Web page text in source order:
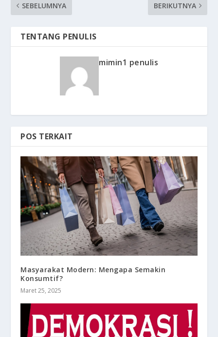
SEBELUMNYA
BERIKUTNYA
TENTANG PENULIS
mimin1 penulis
POS TERKAIT
Masyarakat Modern: Mengapa Semakin
Konsumtif?
Maret 25, 2025